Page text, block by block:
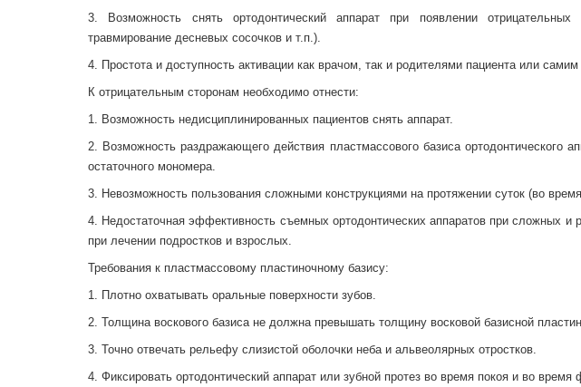
3. Возможность снять ортодонтический аппарат при появлении отрицательных
травмирование десневых сосочков и т.п.).
4. Простота и доступность активации как врачом, так и родителями пациента или
К отрицательным сторонам необходимо отнести:
1. Возможность недисциплинированных пациентов снять аппарат.
2. Возможность раздражающего действия пластмассового базиса ортодонтического
остаточного мономера.
3. Невозможность пользования сложными конструкциями на протяжении суток (во
4. Недостаточная эффективность съемных ортодонтических аппаратов при сложных
при лечении подростков и взрослых.
Требования к пластмассовому пластиночному базису:
1. Плотно охватывать оральные поверхности зубов.
2. Толщина воскового базиса не должна превышать толщину восковой базисной
3. Точно отвечать рельефу слизистой оболочки неба и альвеолярных отростков.
4. Фиксировать ортодонтический аппарат или зубной протез во время покоя и во время